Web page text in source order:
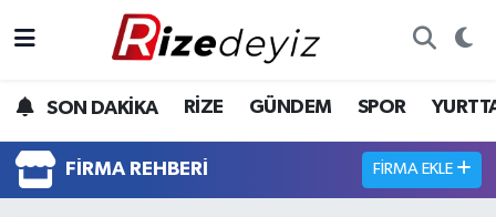
SON DAKİKA RİZE GÜNDEM SPOR
FIRMA REHBERI FIRMA EKLE
Gündem
Yurttan Haberler
Rize Hava Durumu
Rize Trafik Yoğunluk Haritası